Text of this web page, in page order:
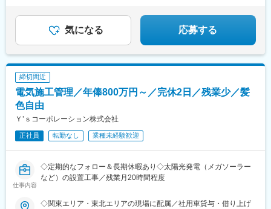
■入社後の流れ
◎入社後は配属先で5日間のオンライン研修
研修中の（ロープレ、商材知識等）テストに合格後、翌月からイ
※4カ月目以降も不合格の場合、月給26.8万円（固定残業代：6万
6000円／月45時間分を含む）／1カ月以内合格率100％
※固定残業代は残業がない場合も支給し、超過分は別途支給
変更の範囲：会社の定める業務
気になる 応募する
締切間近
電気施工管理／年俸800万円～／完休2日／残業少／髪
色自由
Ｙ’ｓコーポレーション株式会社
正社員 転勤なし 業種未経験歓迎
仕事内容
◇定期的なフォロー＆長期休暇あり◇太陽光発電（メガソーラー
など）の設置工事／残業月20時間程度
◇関東エリア・東北エリアの現場に配属／社用車貸与・借り上げ